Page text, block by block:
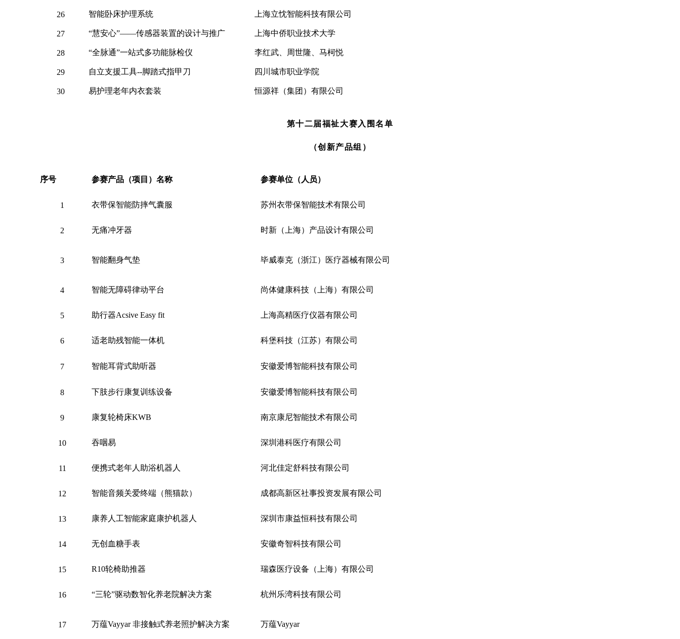
26 智能卧床护理系统 上海立忱智能科技有限公司
27 “慧安心”——传感器装置的设计与推广 上海中侨职业技术大学
28 “全脉通”一站式多功能脉检仪 李红武、周世隆、马柯悦
29 自立支援工具--脚踏式指甲刀 四川城市职业学院
30 易护理老年内衣套装 恒源祥（集团）有限公司
第十二届福祉大赛入围名单
（创新产品组）
序号 参赛产品（项目）名称 参赛单位（人员）
1 衣带保智能防摔气囊服 苏州衣带保智能技术有限公司
2 无痛冲牙器 时新（上海）产品设计有限公司
3 智能翻身气垫 毕威泰克（浙江）医疗器械有限公司
4 智能无障碍律动平台 尚体健康科技（上海）有限公司
5 助行器Acsive Easy fit 上海高精医疗仪器有限公司
6 适老助残智能一体机 科堡科技（江苏）有限公司
7 智能耳背式助听器 安徽爱博智能科技有限公司
8 下肢步行康复训练设备 安徽爱博智能科技有限公司
9 康复轮椅床KWB 南京康尼智能技术有限公司
10 吞咽易 深圳港科医疗有限公司
11 便携式老年人助浴机器人 河北佳定舒科技有限公司
12 智能音频关爱终端（熊猫款） 成都高新区社事投资发展有限公司
13 康养人工智能家庭康护机器人 深圳市康益恒科技有限公司
14 无创血糖手表 安徽奇智科技有限公司
15 R10轮椅助推器 瑞森医疗设备（上海）有限公司
16 “三轮”驱动数智化养老院解决方案 杭州乐湾科技有限公司
17 万蕴Vayyar 非接触式养老照护解决方案 万蕴Vayyar